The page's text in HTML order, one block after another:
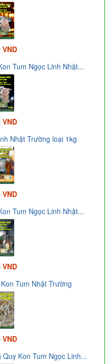
VND
Tum Ngọc Linh Nhật...
VND
Nhật Trường loại 1kg
VND
Tum Ngọc Linh Nhật...
VND
Tum Nhật Trường
VND
Kon Tum Ngọc Linh...